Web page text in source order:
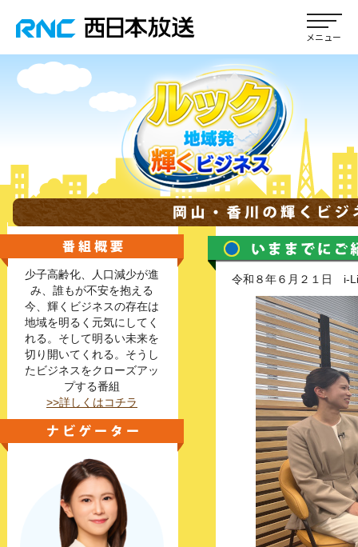
令和８年６月２１日 i-
少子高齢化、人口減少が進
み、誰もが不安を抱える
今、輝くビジネスの存在は
地域を明るく元気にしてく
れる。そして明るい未来を
切り開いてくれる。そうし
たビジネスをクローズアッ
プする番組
>>詳しくはコチラ